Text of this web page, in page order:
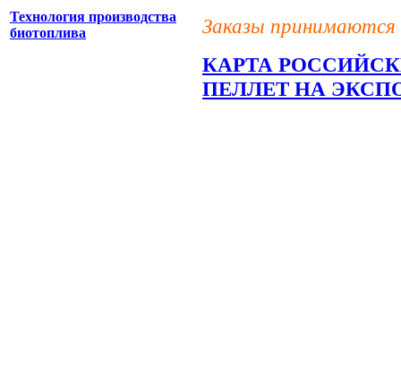
Технология производства
биотоплива
Заказы
КАРТА
ПЕЛЛЕТ НА